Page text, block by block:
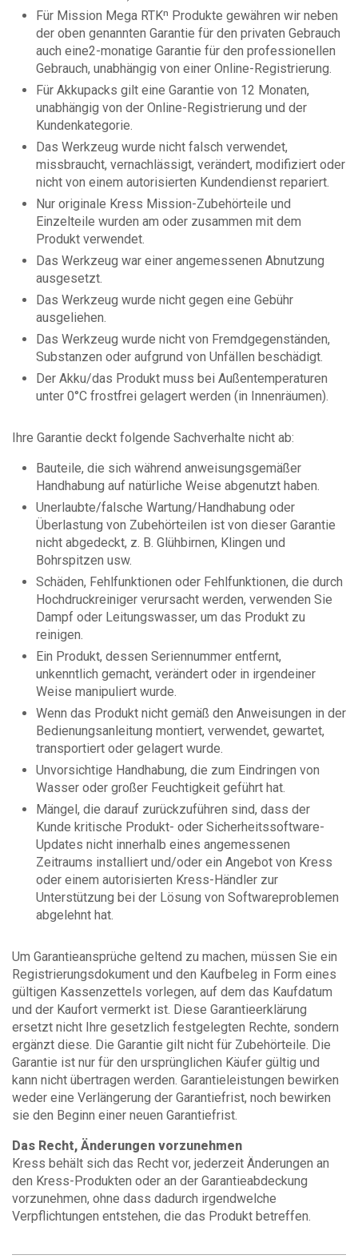
Für Mission Mega RTKⁿ Produkte gewähren wir neben
der oben genannten Garantie für den privaten Gebrauch
auch eine2-monatige Garantie für den professionellen
Gebrauch, unabhängig von einer Online-Registrierung.
Für Akkupacks gilt eine Garantie von 12 Monaten,
unabhängig von der Online-Registrierung und der
Kundenkategorie.
Das Werkzeug wurde nicht falsch verwendet,
missbraucht, vernachlässigt, verändert, modifiziert oder
nicht von einem autorisierten Kundendienst repariert.
Nur originale Kress Mission-Zubehörteile und
Einzelteile wurden am oder zusammen mit dem
Produkt verwendet.
Das Werkzeug war einer angemessenen Abnutzung
ausgesetzt.
Das Werkzeug wurde nicht gegen eine Gebühr
ausgeliehen.
Das Werkzeug wurde nicht von Fremdgegenständen,
Substanzen oder aufgrund von Unfällen beschädigt.
Der Akku/das Produkt muss bei Außentemperaturen
unter 0°C frostfrei gelagert werden (in Innenräumen).
Ihre Garantie deckt folgende Sachverhalte nicht ab:
Bauteile, die sich während anweisungsgemäßer
Handhabung auf natürliche Weise abgenutzt haben.
Unerlaubte/falsche Wartung/Handhabung oder
Überlastung von Zubehörteilen ist von dieser Garantie
nicht abgedeckt, z. B. Glühbirnen, Klingen und
Bohrspitzen usw.
Schäden, Fehlfunktionen oder Fehlfunktionen, die durch
Hochdruckreiniger verursacht werden, verwenden Sie
Dampf oder Leitungswasser, um das Produkt zu
reinigen.
Ein Produkt, dessen Seriennummer entfernt,
unkenntlich gemacht, verändert oder in irgendeiner
Weise manipuliert wurde.
Wenn das Produkt nicht gemäß den Anweisungen in der
Bedienungsanleitung montiert, verwendet, gewartet,
transportiert oder gelagert wurde.
Unvorsichtige Handhabung, die zum Eindringen von
Wasser oder großer Feuchtigkeit geführt hat.
Mängel, die darauf zurückzuführen sind, dass der
Kunde kritische Produkt- oder Sicherheitssoftware-
Updates nicht innerhalb eines angemessenen
Zeitraums installiert und/oder ein Angebot von Kress
oder einem autorisierten Kress-Händler zur
Unterstützung bei der Lösung von Softwareproblemen
abgelehnt hat.
Um Garantieansprüche geltend zu machen, müssen Sie ein
Registrierungsdokument und den Kaufbeleg in Form eines
gültigen Kassenzettels vorlegen, auf dem das Kaufdatum
und der Kaufort vermerkt ist. Diese Garantieerklärung
ersetzt nicht Ihre gesetzlich festgelegten Rechte, sondern
ergänzt diese. Die Garantie gilt nicht für Zubehörteile. Die
Garantie ist nur für den ursprünglichen Käufer gültig und
kann nicht übertragen werden. Garantieleistungen bewirken
weder eine Verlängerung der Garantiefrist, noch bewirken
sie den Beginn einer neuen Garantiefrist.
Das Recht, Änderungen vorzunehmen
Kress behält sich das Recht vor, jederzeit Änderungen an
den Kress-Produkten oder an der Garantieabdeckung
vorzunehmen, ohne dass dadurch irgendwelche
Verpflichtungen entstehen, die das Produkt betreffen.